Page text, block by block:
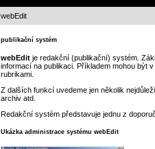
webEdit
publikační systém
webEdit je redakční (publikační) systém.
informací na publikaci. Příkladem mohou být
rubrikami.
Z dalších funkcí uvedeme jen několik
archiv atd.
Redakční systém představuje jednu z
Ukázka administrace systému webEdit